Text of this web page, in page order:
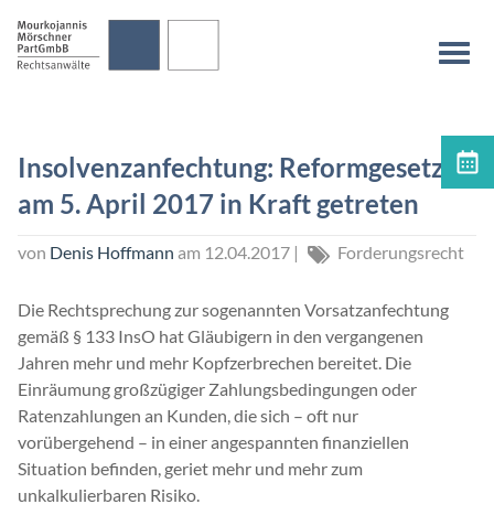
Insolvenzanfechtung: Reformgesetz
am 5. April 2017 in Kraft getreten
von Denis Hoffmann am 12.04.2017 | Forderungsrecht
Die Rechtsprechung zur sogenannten Vorsatzanfechtung
gemäß § 133 InsO hat Gläubigern in den vergangenen
Jahren mehr und mehr Kopfzerbrechen bereitet. Die
Einräumung großzügiger Zahlungsbedingungen oder
Ratenzahlungen an Kunden, die sich – oft nur
vorübergehend – in einer angespannten finanziellen
Situation befinden, geriet mehr und mehr zum
unkalkulierbaren Risiko.
Terminvereinbarung